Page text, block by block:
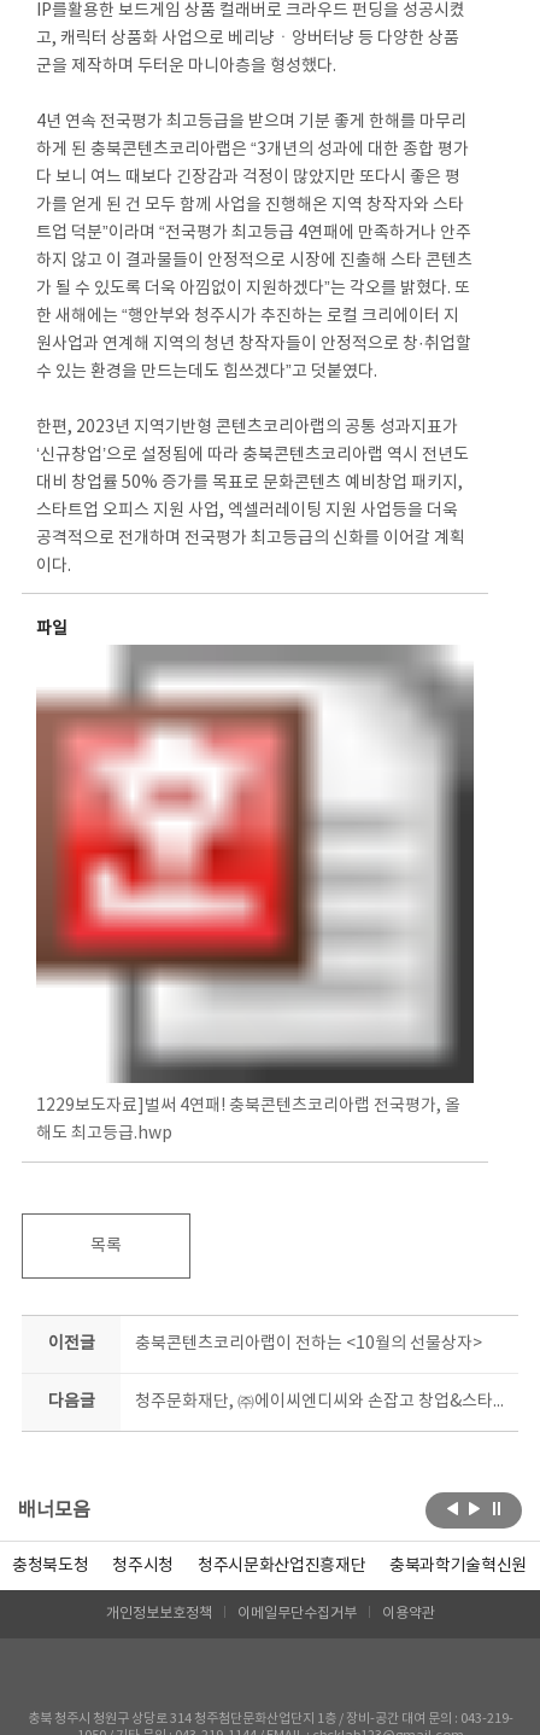
IP를활용한 보드게임 상품 컬래버로 크라우드 펀딩을 성공시켰
고, 캐릭터 상품화 사업으로 베리냥ㆍ앙버터냥 등 다양한 상품
군을 제작하며 두터운 마니아층을 형성했다.
4년 연속 전국평가 최고등급을 받으며 기분 좋게 한해를 마무리
하게 된 충북콘텐츠코리아랩은 “3개년의 성과에 대한 종합 평가
다 보니 여느 때보다 긴장감과 걱정이 많았지만 또다시 좋은 평
가를 얻게 된 건 모두 함께 사업을 진행해온 지역 창작자와 스타
트업 덕분”이라며 “전국평가 최고등급 4연패에 만족하거나 안주
하지 않고 이 결과물들이 안정적으로 시장에 진출해 스타 콘텐츠
가 될 수 있도록 더욱 아낌없이 지원하겠다”는 각오를 밝혔다. 또
한 새해에는 “행안부와 청주시가 추진하는 로컬 크리에이터 지
원사업과 연계해 지역의 청년 창작자들이 안정적으로 창·취업할
수 있는 환경을 만드는데도 힘쓰겠다”고 덧붙였다.
한편, 2023년 지역기반형 콘텐츠코리아랩의 공통 성과지표가
‘신규창업’으로 설정됨에 따라 충북콘텐츠코리아랩 역시 전년도
대비 창업률 50% 증가를 목표로 문화콘텐츠 예비창업 패키지,
스타트업 오피스 지원 사업, 엑셀러레이팅 지원 사업등을 더욱
공격적으로 전개하며 전국평가 최고등급의 신화를 이어갈 계획
이다.
파일
1229보도자료]벌써 4연패! 충북콘텐츠코리아랩 전국평가, 올
해도 최고등급.hwp
목록
이전글 충북콘텐츠코리아랩이 전하는 <10월의 선물상자>
다음글 청주문화재단, ㈜에이씨엔디씨와 손잡고 창업&스타트업 집중 육성
배너모음
충청북도청 청주시청 청주시문화산업진흥재단 충북과학기술혁신원
개인정보보호정책 이메일무단수집거부 이용약관
충북 청주시 청원구 상당로 314 청주첨단문화산업단지 1층 / 장비-공간 대여 문의 : 043-219-